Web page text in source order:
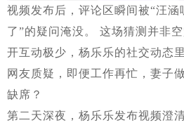
视频发布后，评论区瞬间被“汪涵
了”的疑问淹没。 这场猜测并非
开互动极少，杨乐乐的社交动态
网友质疑，即便工作再忙，妻子
缺席？
第二天深夜，杨乐乐发布视频澄